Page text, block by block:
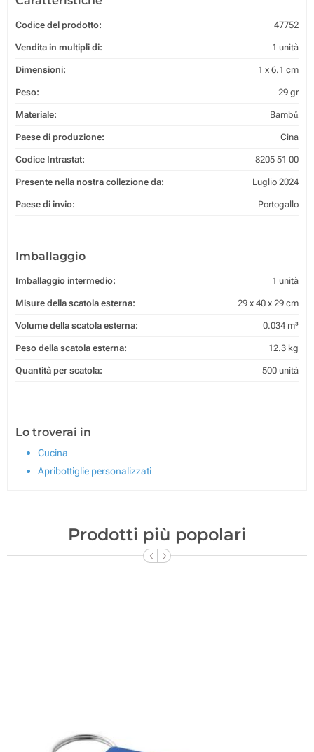
Codice del prodotto: 47752
Vendita in multipli di: 1 unità
Dimensioni: 1 x 6.1 cm
Peso: 29 gr
Materiale: Bambů
Paese di produzione: Cina
Codice Intrastat: 8205 51 00
Presente nella nostra collezione da: Luglio 2024
Paese di invio: Portogallo
Imballaggio
Imballaggio intermedio: 1 unità
Misure della scatola esterna: 29 x 40 x 29 cm
Volume della scatola esterna: 0.034 m³
Peso della scatola esterna: 12.3 kg
Quantità per scatola: 500 unità
Lo troverai in
Cucina
Apribottiglie personalizzati
Prodotti più popolari